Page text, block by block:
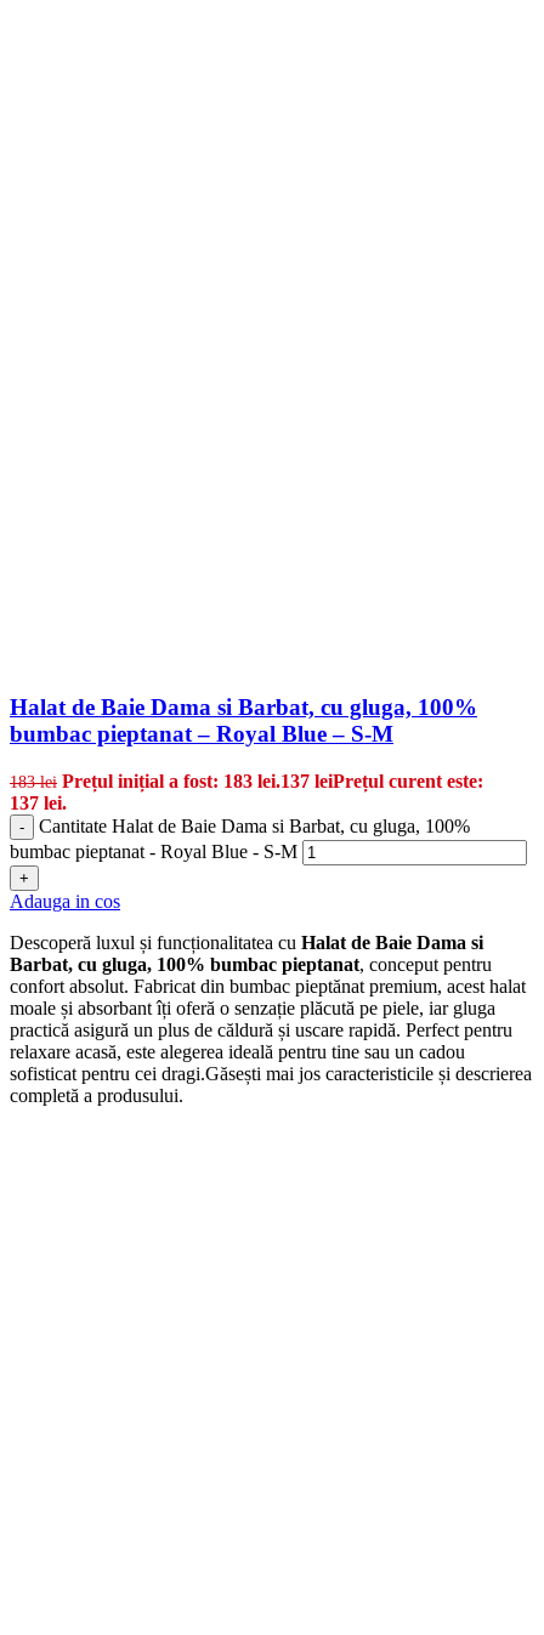
Halat de Baie Dama si Barbat, cu gluga, 100%
bumbac pieptanat – Royal Blue – S-M
183lei Prețul inițial a fost: 183 lei.137 leiPrețul curent este:
137 lei.
-
Cantitate Halat de Baie Dama si Barbat, cu gluga, 100%
bumbac pieptanat - Royal Blue - S-M
+
Adauga in cos
Descoperă luxul și funcționalitatea cu Halat de Baie Dama si
Barbat, cu gluga, 100% bumbac pieptanat, conceput pentru
confort absolut. Fabricat din bumbac pieptănat premium, acest halat
moale și absorbant îți oferă o senzație plăcută pe piele, iar gluga
practică asigură un plus de căldură și uscare rapidă. Perfect pentru
relaxare acasă, este alegerea ideală pentru tine sau un cadou
sofisticat pentru cei dragi.Găsești mai jos caracteristicile și descrierea
completă a produsului.